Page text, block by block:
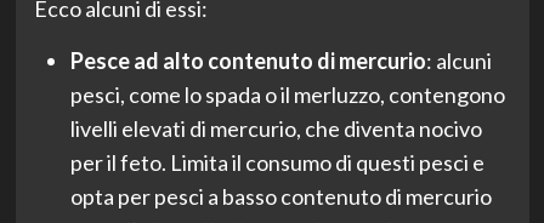
Ecco alcuni di essi:
Pesce ad alto contenuto di mercurio: alcuni
pesci, come lo spada o il merluzzo, contengono
livelli elevati di mercurio, che diventa nocivo
per il feto. Limita il consumo di questi pesci e
opta per pesci a basso contenuto di mercurio